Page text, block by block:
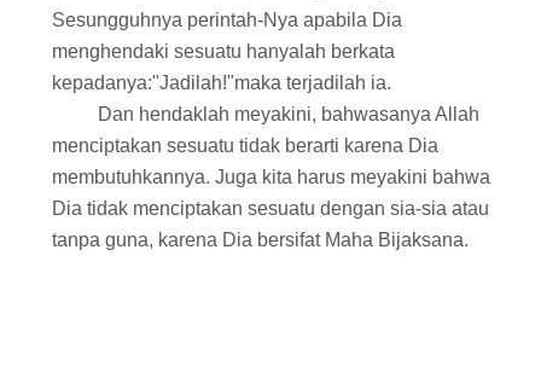
Sesungguhnya perintah-Nya apabila Dia
menghendaki sesuatu hanyalah berkata
kepadanya:"Jadilah!"maka terjadilah ia.
Dan hendaklah meyakini, bahwasanya Allah
menciptakan sesuatu tidak berarti karena Dia
membutuhkannya. Juga kita harus meyakini bahwa
Dia tidak menciptakan sesuatu dengan sia-sia atau
tanpa guna, karena Dia bersifat Maha Bijaksana.